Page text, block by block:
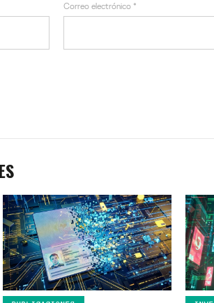
Correo electrónico *